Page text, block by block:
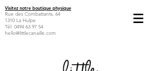
Visitez notre boutique physique
Rue des Combattants, 64
1310 La Hulpe
Tél: 0494 63 97 54
hello@littlecanaille.com